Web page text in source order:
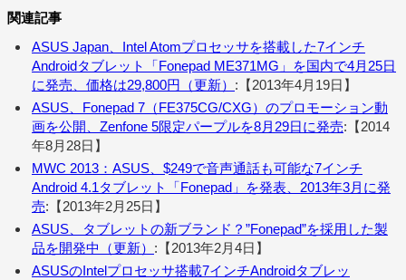
関連記事
ASUS Japan、Intel Atomプロセッサを搭載した7インチ
Androidタブレット「Fonepad ME371MG」を国内で4月25日
に発売、価格は29,800円（更新） :【2013年4月19日】
ASUS、Fonepad 7（FE375CG/CXG）のプロモーション動
画を公開、Zenfone 5限定パープルを8月29日に発売:【2014
年8月28日】
MWC 2013：ASUS、$249で音声通話も可能な7インチ
Android 4.1タブレット「Fonepad」を発表、2013年3月に発
売:【2013年2月25日】
ASUS、タブレットの新ブランド？”Fonepad”を採用した製
品を開発中（更新） :【2013年2月4日】
ASUSのIntelプロセッサ搭載7インチAndroidタブレッ